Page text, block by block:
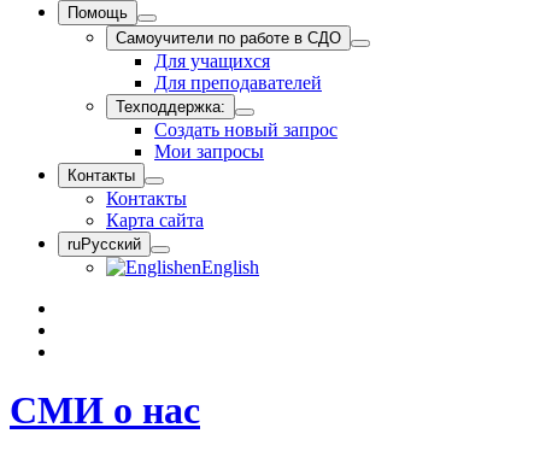
Помощь
Самоучители по работе в СДО
Для учащихся
Для преподавателей
Техподдержка:
Создать новый запрос
Мои запросы
Контакты
Контакты
Карта сайта
ruРусский
enEnglish
СМИ о нас